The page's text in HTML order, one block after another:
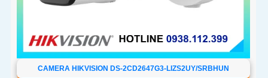
CAMERA HIKVISION DS-2CD2647G3-LIZS2UY/SRBHUN